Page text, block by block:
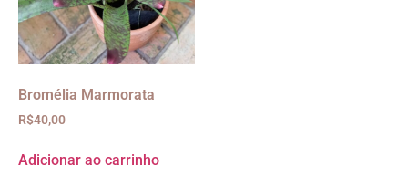
Bromélia Marmorata
R$40,00
Adicionar ao carrinho